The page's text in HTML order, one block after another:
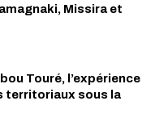
Missira et
Touré, l’expérience
territoriaux sous la